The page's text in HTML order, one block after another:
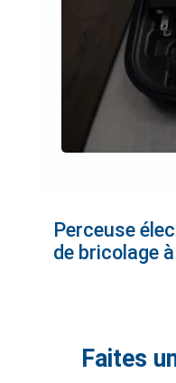
Perceuse
de bricolage
Faites